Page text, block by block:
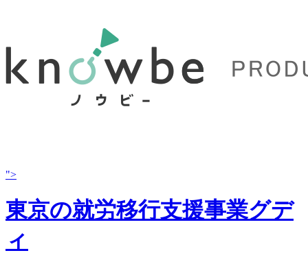
">
東京の就労移行支援事業グデ
ィ